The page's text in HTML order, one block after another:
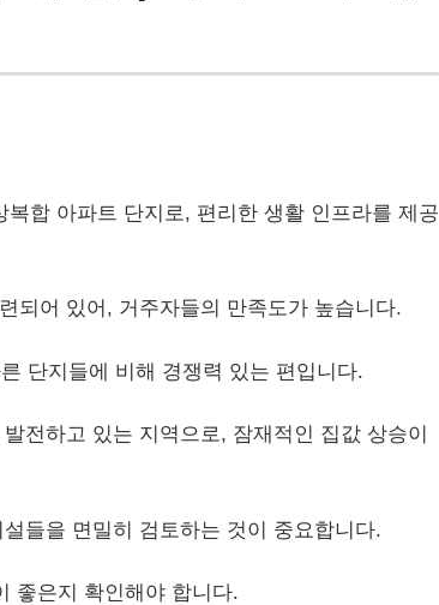
복합 아파트 단지로, 편리한 생활 인프라를 제공
되어 있어, 거주자들의 만족도가 높습니다.
단지들에 비해 경쟁력 있는 편입니다.
전하고 있는 지역으로, 잠재적인 집값 상승이
들을 면밀히 검토하는 것이 중요합니다.
좋은지 확인해야 합니다.